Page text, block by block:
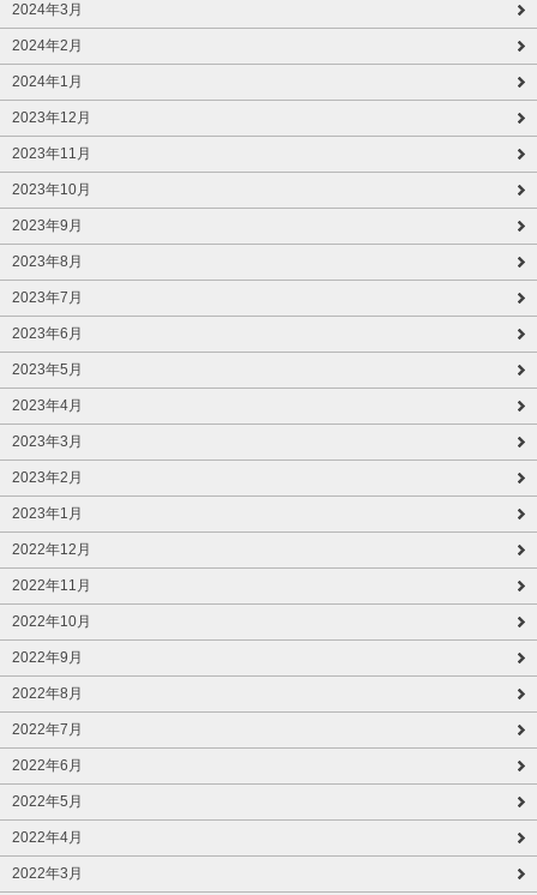
2024年3月
2024年2月
2024年1月
2023年12月
2023年11月
2023年10月
2023年9月
2023年8月
2023年7月
2023年6月
2023年5月
2023年4月
2023年3月
2023年2月
2023年1月
2022年12月
2022年11月
2022年10月
2022年9月
2022年8月
2022年7月
2022年6月
2022年5月
2022年4月
2022年3月